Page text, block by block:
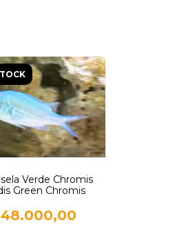
Verde Chromis
Green Chromis